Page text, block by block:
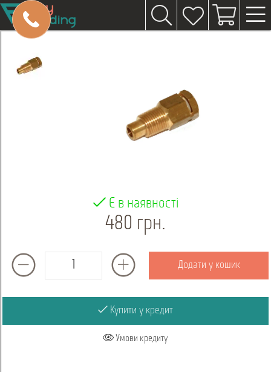
Є в наявності
480 грн.
Додати у кошик
Купити у кредит
Умови кредиту